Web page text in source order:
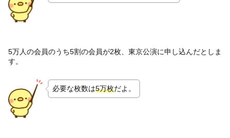
5万人の会員のうち5割の会員が2枚、東京公演に申し込んだとしま
す。
必要な枚数は5万枚だよ。